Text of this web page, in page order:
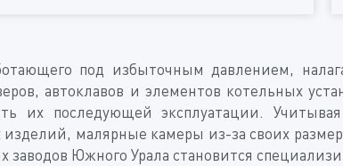
под избыточным давлением,
автоклавов и элементов котельных
их последующей эксплуатации.
малярные камеры из-за своих
Южного Урала становится